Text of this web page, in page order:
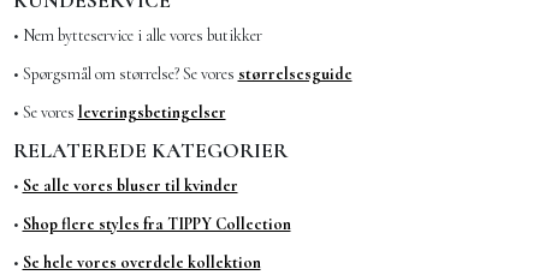
• Nem bytteservice i alle vores butikker
• Spørgsmål om størrelse? Se vores størrelsesguide
• Se vores leveringsbetingelser
RELATEREDE KATEGORIER
• Se alle vores bluser til kvinder
• Shop flere styles fra TIPPY Collection
• Se hele vores overdele kollektion